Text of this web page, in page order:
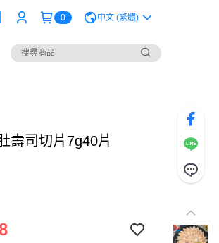
0 中文 (繁體)
壽司切片7g40片